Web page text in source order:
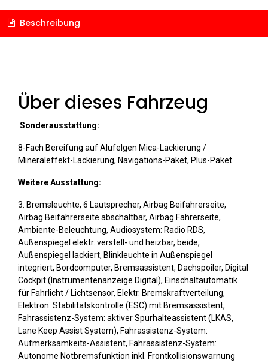
Beschreibung
Über dieses Fahrzeug
Sonderausstattung:
8-Fach Bereifung auf Alufelgen Mica-Lackierung /
Mineraleffekt-Lackierung, Navigations-Paket, Plus-Paket
Weitere Ausstattung:
3. Bremsleuchte, 6 Lautsprecher, Airbag Beifahrerseite,
Airbag Beifahrerseite abschaltbar, Airbag Fahrerseite,
Ambiente-Beleuchtung, Audiosystem: Radio RDS,
Außenspiegel elektr. verstell- und heizbar, beide,
Außenspiegel lackiert, Blinkleuchte in Außenspiegel
integriert, Bordcomputer, Bremsassistent, Dachspoiler, Digital
Cockpit (Instrumentenanzeige Digital), Einschaltautomatik
für Fahrlicht / Lichtsensor, Elektr. Bremskraftverteilung,
Elektron. Stabilitätskontrolle (ESC) mit Bremsassistent,
Fahrassistenz-System: aktiver Spurhalteassistent (LKAS,
Lane Keep Assist System), Fahrassistenz-System:
Aufmerksamkeits-Assistent, Fahrassistenz-System:
Autonome Notbremsfunktion inkl. Frontkollisionswarnung